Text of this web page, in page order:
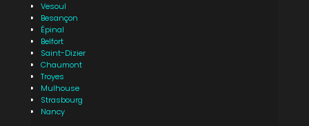
Vesoul
Besançon
Épinal
Belfort
Saint-Dizier
Chaumont
Troyes
Mulhouse
Strasbourg
Nancy